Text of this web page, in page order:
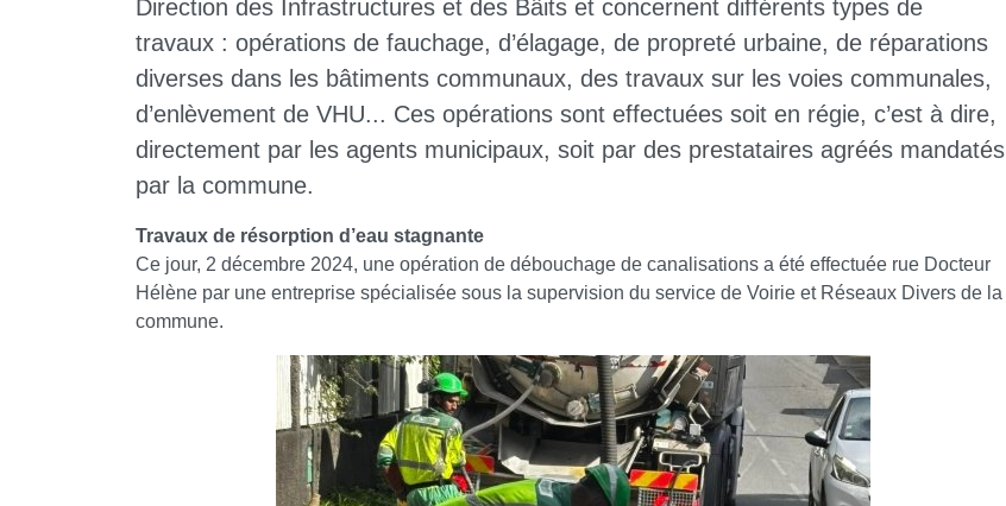
Direction des Infrastructures et des Bâits et concernent différents types de
travaux : opérations de fauchage, d’élagage, de propreté urbaine, de réparations
diverses dans les bâtiments communaux, des travaux sur les voies communales,
d’enlèvement de VHU... Ces opérations sont effectuées soit en régie, c’est à dire,
directement par les agents municipaux, soit par des prestataires agréés mandatés
par la commune.
Travaux de résorption d’eau stagnante
Ce jour, 2 décembre 2024, une opération de débouchage de canalisations a été effectuée rue Docteur
Hélène par une entreprise spécialisée sous la supervision du service de Voirie et Réseaux Divers de la
commune.